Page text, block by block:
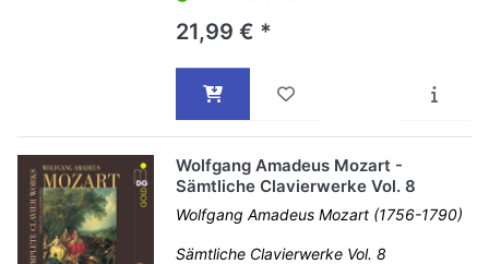
21,99 € *
Wolfgang Amadeus Mozart -
Sämtliche Clavierwerke Vol. 8
Wolfgang Amadeus Mozart (1756-1790)
Sämtliche Clavierwerke Vol. 8